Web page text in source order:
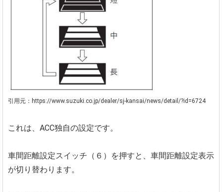
引用元：https://www.suzuki.co.jp/dealer/sj-kansai/news/detail/?id=6724
これは、ACC独自の設定です。
車間距離設定スイッチ（６）を押すと、車間距離設定表示
が切り替わります。